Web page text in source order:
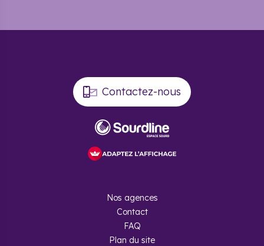
Contactez-nous
Nos agences
Contact
FAQ
Plan du site